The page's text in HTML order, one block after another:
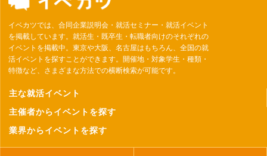
イベカツでは、合同企業説明会・就活セミナー・就活イベント
を掲載しています。就活生・既卒生・転職者向けのそれぞれの
イベントを掲載中。東京や大阪、名古屋はもちろん、全国の就
活イベントを探すことができます。開催地・対象学生・種類・
特徴など、さまざまな方法での横断検索が可能です。
主な就活イベント
主催者からイベントを探す
業界からイベントを探す